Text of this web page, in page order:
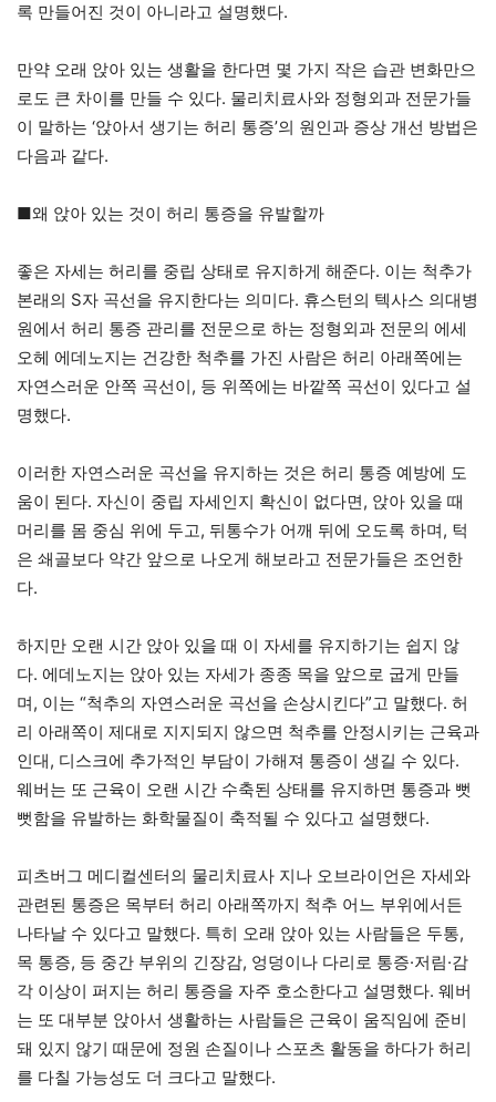
록 만들어진 것이 아니라고 설명했다.
만약 오래 앉아 있는 생활을 한다면 몇 가지 작은 습관 변화만으
로도 큰 차이를 만들 수 있다. 물리치료사와 정형외과 전문가들
이 말하는 ‘앉아서 생기는 허리 통증’의 원인과 증상 개선 방법은
다음과 같다.
■왜 앉아 있는 것이 허리 통증을 유발할까
좋은 자세는 허리를 중립 상태로 유지하게 해준다. 이는 척추가
본래의 S자 곡선을 유지한다는 의미다. 휴스턴의 텍사스 의대병
원에서 허리 통증 관리를 전문으로 하는 정형외과 전문의 에세
오헤 에데노지는 건강한 척추를 가진 사람은 허리 아래쪽에는
자연스러운 안쪽 곡선이, 등 위쪽에는 바깥쪽 곡선이 있다고 설
명했다.
이러한 자연스러운 곡선을 유지하는 것은 허리 통증 예방에 도
움이 된다. 자신이 중립 자세인지 확신이 없다면, 앉아 있을 때
머리를 몸 중심 위에 두고, 뒤통수가 어깨 뒤에 오도록 하며, 턱
은 쇄골보다 약간 앞으로 나오게 해보라고 전문가들은 조언한
다.
하지만 오랜 시간 앉아 있을 때 이 자세를 유지하기는 쉽지 않
다. 에데노지는 앉아 있는 자세가 종종 목을 앞으로 굽게 만들
며, 이는 “척추의 자연스러운 곡선을 손상시킨다”고 말했다. 허
리 아래쪽이 제대로 지지되지 않으면 척추를 안정시키는 근육과
인대, 디스크에 추가적인 부담이 가해져 통증이 생길 수 있다.
웨버는 또 근육이 오랜 시간 수축된 상태를 유지하면 통증과 뻣
뻣함을 유발하는 화학물질이 축적될 수 있다고 설명했다.
피츠버그 메디컬센터의 물리치료사 지나 오브라이언은 자세와
관련된 통증은 목부터 허리 아래쪽까지 척추 어느 부위에서든
나타날 수 있다고 말했다. 특히 오래 앉아 있는 사람들은 두통,
목 통증, 등 중간 부위의 긴장감, 엉덩이나 다리로 통증·저림·감
각 이상이 퍼지는 허리 통증을 자주 호소한다고 설명했다. 웨버
는 또 대부분 앉아서 생활하는 사람들은 근육이 움직임에 준비
돼 있지 않기 때문에 정원 손질이나 스포츠 활동을 하다가 허리
를 다칠 가능성도 더 크다고 말했다.